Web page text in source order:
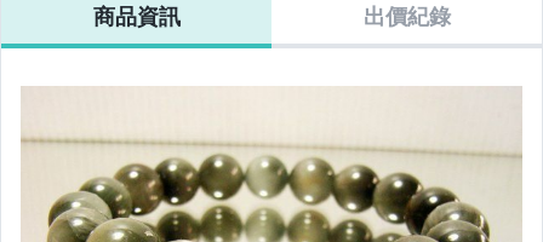
運動、戶外與休閒
商品資訊 出價紀錄